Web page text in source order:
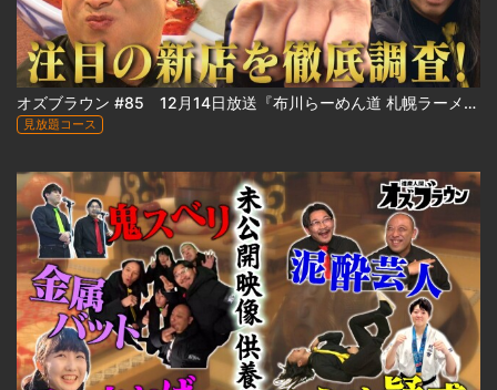
オズブラウン #85 12月14日放送『布川らーめん道 札幌ラーメン最前線2025』
見放題コース